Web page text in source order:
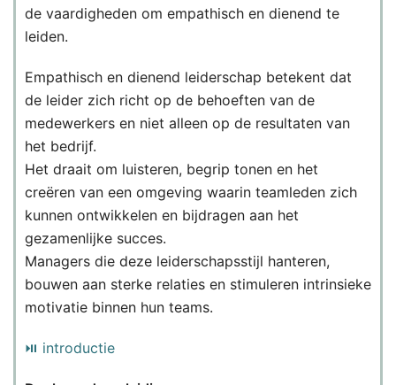
de vaardigheden om empathisch en dienend te
leiden.
Empathisch en dienend leiderschap betekent dat
de leider zich richt op de behoeften van de
medewerkers en niet alleen op de resultaten van
het bedrijf.
Het draait om luisteren, begrip tonen en het
creëren van een omgeving waarin teamleden zich
kunnen ontwikkelen en bijdragen aan het
gezamenlijke succes.
Managers die deze leiderschapsstijl hanteren,
bouwen aan sterke relaties en stimuleren intrinsieke
motivatie binnen hun teams.
⏯ introductie